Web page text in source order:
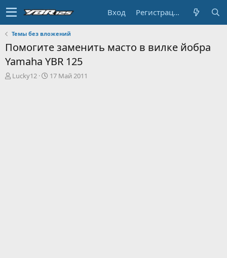
Вход Регистрация
Темы без вложений
Помогите заменить масто в вилке йобра
Yamaha YBR 125
АLucky12
Д
17 Май 2011